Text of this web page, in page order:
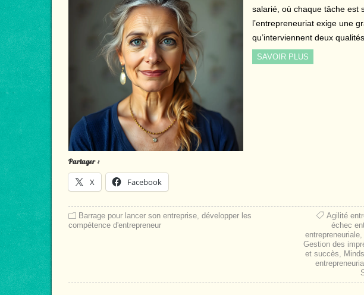
salarié, où chaque tâche est
l’entrepreneuriat exige une
qu’interviennent deux
SAVOIR PLUS
Partager :
X Facebook
Barrage pour lancer son entreprise développer les
compétence d'entrepreneur
Agilité
échec
entrepreneuriale,
Gestion des
et succès